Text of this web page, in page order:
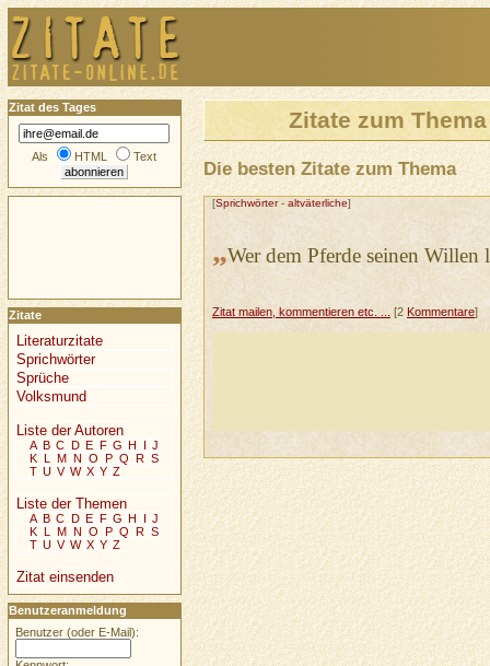
Zitate zum
Die besten Zitate zum Thema
[Sprichwörter- altväterliche]
„Wer dem Pferde seinen Willen
Zitat mailen, kommentieren etc. ... [2 Kommentare]
Zitat des Tages
Als HTML Text
Zitate
Literaturzitate
Sprichwörter
Sprüche
Volksmund
Liste der Autoren
A B C D E F G H I J
K L M N O P Q R S
T U V W X Y Z
Liste der Themen
A B C D E F G H I J
K L M N O P Q R S
T U V W X Y Z
Zitat einsenden
Benutzeranmeldung
Benutzer (oder E-Mail):